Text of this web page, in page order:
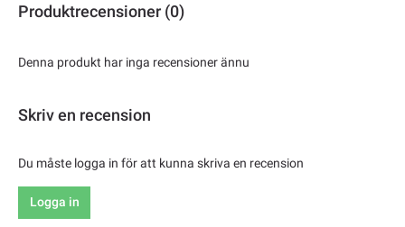
Produktrecensioner (0)
Denna produkt har inga recensioner ännu
Skriv en recension
Du måste logga in för att kunna skriva en recension
Logga in